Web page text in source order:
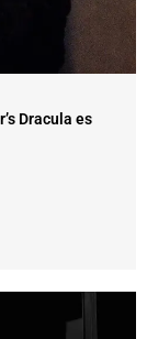
Dracula es